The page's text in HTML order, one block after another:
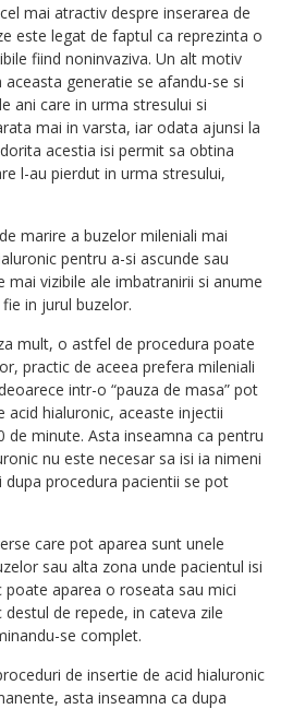
mai atractiv despre inserarea de
este legat de faptul ca reprezinta o
fiind noninvaziva. Un alt motiv
generatie se afandu-se si
ani care in urma stresului si
mai in varsta, iar odata ajunsi la
acestia isi permit sa obtina
l-au pierdut in urma stresului,
marire a buzelor mileniali mai
pentru a-si ascunde sau
mai vizibile ale imbatranirii si anume
in jurul buzelor.
mult, o astfel de procedura poate
practic de aceea prefera mileniali
intr-o “pauza de masa” pot
acid hialuronic, aceaste injectii
de minute. Asta inseamna ca pentru
nu este necesar sa isi ia nimeni
dupa procedura pacientii se pot
care pot aparea sunt unele
sau alta zona unde pacientul isi
poate aparea o roseata sau mici
de repede, in cateva zile
se complet.
de insertie de acid hialuronic
asta inseamna ca dupa